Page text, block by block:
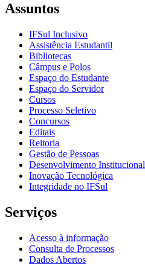
Assuntos
IFSul Inclusivo
Assistência Estudantil
Bibliotecas
Câmpus e Polos
Espaço do Estudante
Espaço do Servidor
Cursos
Processo Seletivo
Concursos
Editais
Reitoria
Gestão de Pessoas
Desenvolvimento Institucional
Inovação Tecnológica
Integridade no IFSul
Serviços
Acesso à informação
Consulta de Processos
Dados Abertos